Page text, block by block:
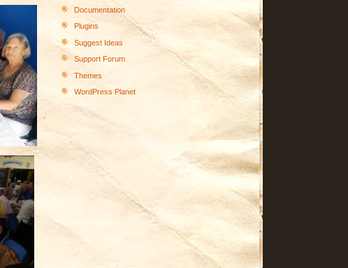
Documentation
Plugins
Suggest Ideas
Support Forum
Themes
WordPress Planet